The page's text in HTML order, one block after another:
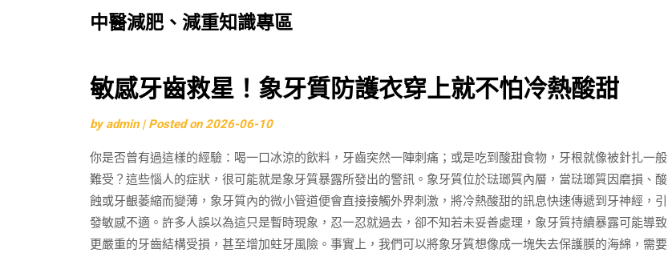
中醫減肥、減重知識專區
Skip
to
content
敏感牙齒救星！象牙質防護衣穿上就不怕冷熱酸甜
byadmin | Posted on2026-06-10
你是否曾有過這樣的經驗：喝一口冰涼的飲料，牙齒突然一陣刺痛；或是吃到酸甜食物，牙根就像被針扎一般
難受？這些惱人的症狀，很可能就是象牙質暴露所發出的警訊。象牙質位於琺瑯質內層，當琺瑯質因磨損、酸
蝕或牙齦萎縮而變薄，象牙質內的微小管道便會直接接觸外界刺激，將冷熱酸甜的訊息快速傳遞到牙神經，引
發敏感不適。許多人誤以為這只是暫時現象，忍一忍就過去，卻不知若未妥善處理，象牙質持續暴露可能導致
更嚴重的牙齒結構受損，甚至增加蛀牙風險。事實上，我們可以將象牙質想像成一塊失去保護膜的海綿，需要